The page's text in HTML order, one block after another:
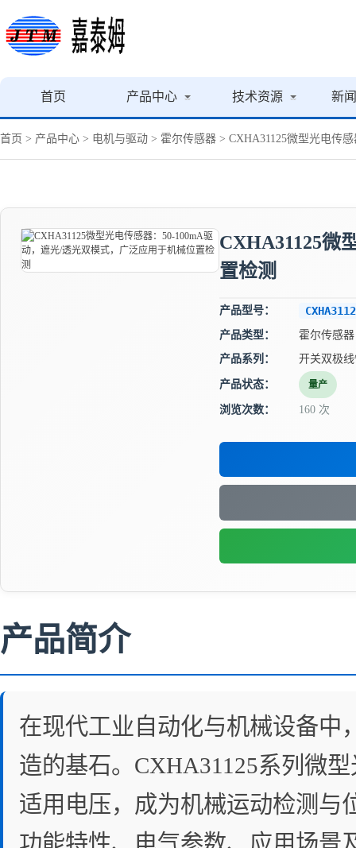
首页 产品中心 技术资源 新
首页 > 产品中心 > 电机与驱动 > 霍尔传感器 > CXHA31125微型光电传
CXHA31125微
置检测
产品型号：
产品类型：
霍尔传感器
产品系列：
开关双极
产品状态： 量产
浏览次数： 160 次
产品简介
在现代工业自动化与机械设备中
造的基石。CXHA31125系列微
适用电压，成为机械运动检测与